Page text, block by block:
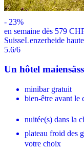
- 23%
en semaine dès 579
SuisseLenzerheide
5.6/6
Un hôtel
minibar gratuit
bien-être avant le
nuitée(s) dans la
plateau froid des
votre choix